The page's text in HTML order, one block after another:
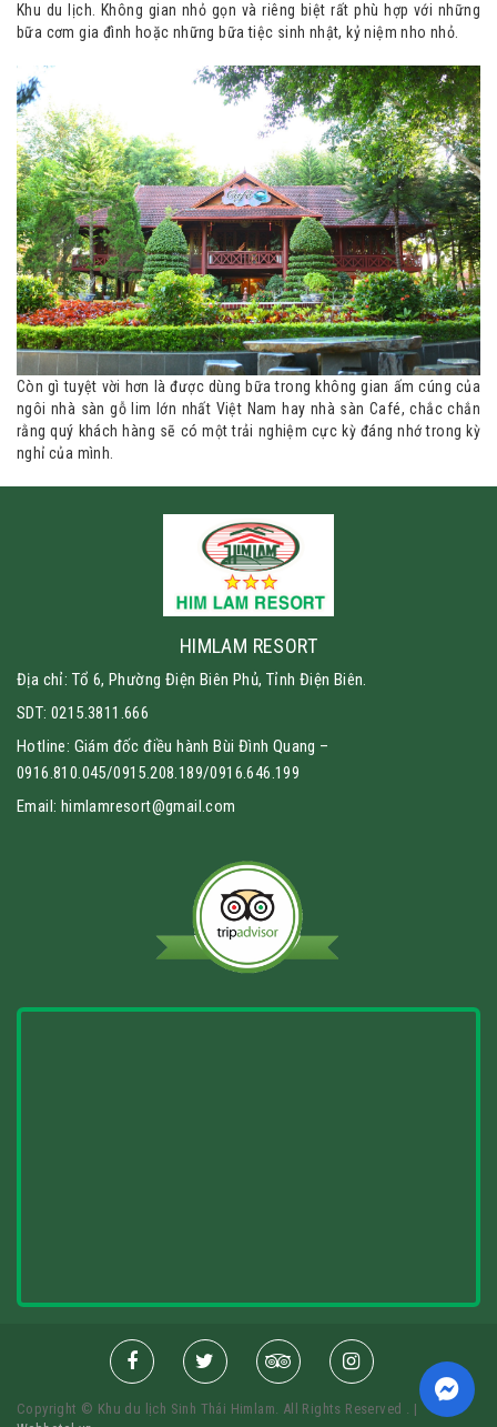
Khu du lịch. Không gian nhỏ gọn và riêng biệt rất phù hợp với những
bữa cơm gia đình hoặc những bữa tiệc sinh nhật, kỷ niệm nho nhỏ.
Còn gì tuyệt vời hơn là được dùng bữa trong không gian ấm cúng của
ngôi nhà sàn gỗ lim lớn nhất Việt Nam hay nhà sàn Café, chắc chắn
rằng quý khách hàng sẽ có một trải nghiệm cực kỳ đáng nhớ trong kỳ
nghỉ của mình.
HIMLAM RESORT
Địa chỉ: Tổ 6, Phường Điện Biên Phủ, Tỉnh Điện Biên.
SDT: 0215.3811.666
Hotline: Giám đốc điều hành Bùi Đình Quang –
0916.810.045/0915.208.189/0916.646.199
Email: himlamresort@gmail.com
Copyright © Khu du lịch Sinh Thái Himlam. All Rights Reserved . |